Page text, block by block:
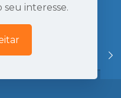
seu interesse.